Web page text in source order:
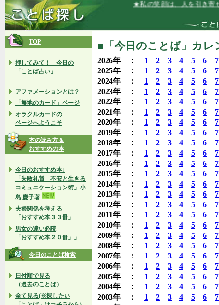
★私の笑顔は、人を引き寄せ、運も
TOP
押してみて！ 今日の
「ことば占い」
アファメーションとは？
「無地のカード」ページ
オラクルカードの
ページへようこそ
本の読み方＆
おすすめの本
今日のおすすめ本↓
「失敗礼賛 不安と生きる
コミュニケーション術」小
島 慶子著
夫婦関係を考える
「おすすめ本３３冊」
男女の違い必読
「おすすめ本２０冊」」
今日のことば検索
日付順で見る
（過去のことば）
全て見る(※探したい
■「今日のことば」カ
2026年 ： 1 2 3 4 5 6
7
2025年 ： 1 2 3 4 5 6
7
2024年 ： 1 2 3 4 5 6
7
2023年 ： 1 2 3 4 5 6
7
2022年 ： 1 2 3 4 5 6
7
2021年 ： 1 2 3 4 5 6
7
2020年 ： 1 2 3 4 5 6
7
2019年 ： 1 2 3 4 5 6
7
2018年 ： 1 2 3 4 5 6
7
2017年 ： 1 2 3 4 5 6
7
2016年 ： 1 2 3 4 5 6
7
2015年 ： 1 2 3 4 5 6
7
2014年 ： 1 2 3 4 5 6
7
2013年 ： 1 2 3 4 5 6
7
2012年 ： 1 2 3 4 5 6
7
2011年 ： 1 2 3 4 5 6
7
2010年 ： 1 2 3 4 5 6
7
2009年 ： 1 2 3 4 5 6
7
2008年 ： 1 2 3 4 5 6
7
2007年 ： 1 2 3 4 5 6
7
2006年 ： 1 2 3 4 5 6
7
2005年 ： 1 2 3 4 5 6
7
2004年 ： 1 2 3 4 5 6
7
2003年 ： 1 2 3 4 5 6
7